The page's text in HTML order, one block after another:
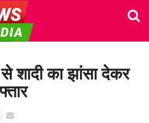
शादी का झांसा देकर